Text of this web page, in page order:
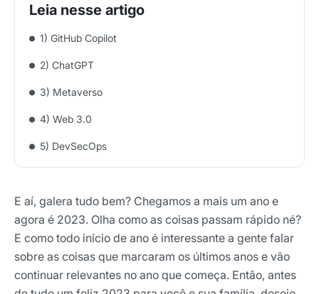
1) GitHub Copilot
2) ChatGPT
3) Metaverso
4) Web 3.0
5) DevSecOps
E aí, galera tudo bem? Chegamos a mais um ano e
agora é 2023. Olha como as coisas passam rápido né?
E como todo início de ano é interessante a gente falar
sobre as coisas que marcaram os últimos anos e vão
continuar relevantes no ano que começa. Então, antes